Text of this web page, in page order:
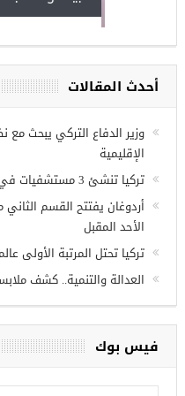
مجموعة فرص
أحدث المقالات
وزير الدفاع التركي يبحث مع
الإقليمية
تركيا تنشئ 3 مستشفيات في مناطق درع الفرات بسوريا
أردوغان يفتتح القسم
الأحد المقبل
تركيا تحتل المرتبة الأولى